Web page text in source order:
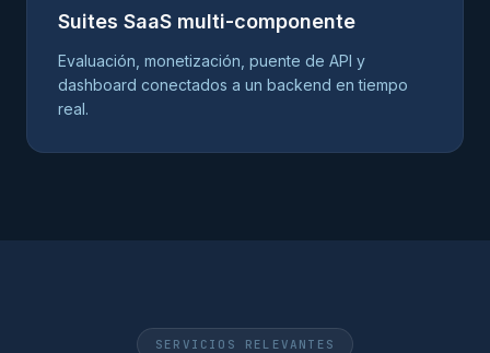
Suites SaaS multi-componente
Evaluación, monetización, puente de API y
dashboard conectados a un backend en tiempo
real.
SERVICIOS RELEVANTES